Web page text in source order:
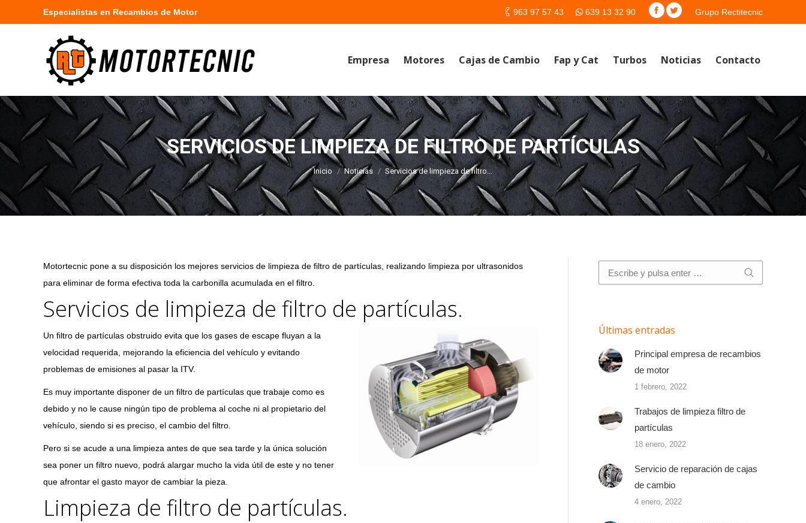
Especialistas en Recambios de Motor 963 97 57 43 639 13 32 90 Grupo Rectitecnic
Empresa Motores Cajas de Cambio Fap y Cat Turbos Noticias Contacto
SERVICIOS DE LIMPIEZA DE FILTRO DE PARTÍCULAS
Estás aquí:
Inicio Noticias Servicios de limpieza de filtro…
Motortecnic pone a su disposición los mejores servicios de limpieza de filtro de partículas, realizando limpieza por ultrasonidos
para eliminar de forma efectiva toda la carbonilla acumulada en el filtro.
Servicios de limpieza de filtro de partículas.
Un filtro de partículas obstruido evita que los gases de escape fluyan a la
velocidad requerida, mejorando la eficiencia del vehículo y evitando
problemas de emisiones al pasar la ITV.
Es muy importante disponer de un filtro de partículas que trabaje como es
debido y no le cause ningún tipo de problema al coche ni al propietario del
vehículo, siendo si es preciso, el cambio del filtro.
Pero si se acude a una limpieza antes de que sea tarde y la única solución
sea poner un filtro nuevo, podrá alargar mucho la vida útil de este y no tener
que afrontar el gasto mayor de cambiar la pieza.
Limpieza de filtro de partículas.
Buscar:
Últimas entradas
Principal empresa de recambios
de motor
1 febrero, 2022
Trabajos de limpieza filtro de
partículas
18 enero, 2022
Servicio de reparación de cajas
de cambio
4 enero, 2022